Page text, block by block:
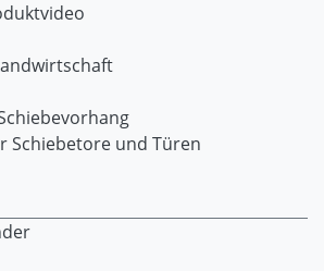
Schiebetore und Türen